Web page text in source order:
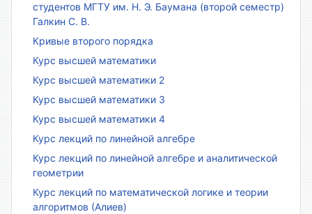
студентов МГТУ им. Н. Э. Баумана (второй семестр)
Галкин С. В.
Кривые второго порядка
Курс высшей математики
Курс высшей математики 2
Курс высшей математики 3
Курс высшей математики 4
Курс лекций по линейной алгебре
Курс лекций по линейной алгебре и аналитической
геометрии
Курс лекций по математической логике и теории
алгоритмов (Алиев)